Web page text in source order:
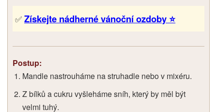
✅ Získejte nádherné vánoční ozdoby ⭐
Postup:
Mandle nastrouháme na struhadle nebo v mixéru.
Z bílků a cukru vyšleháme sníh, který by měl být
velmi tuhý.